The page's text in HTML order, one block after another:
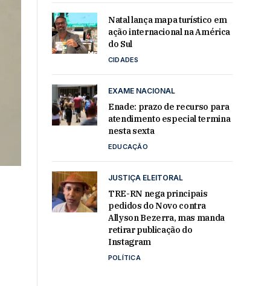
Natal lança mapa turístico em
ação internacional na América
do Sul
CIDADES
EXAME NACIONAL
Enade: prazo de recurso para
atendimento especial termina
nesta sexta
EDUCAÇÃO
JUSTIÇA ELEITORAL
TRE-RN nega principais
pedidos do Novo contra
Allyson Bezerra, mas manda
retirar publicação do
Instagram
POLÍTICA